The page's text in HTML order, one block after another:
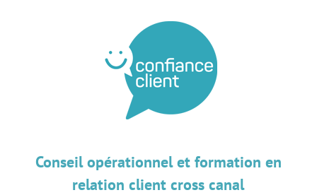
Conseil opérationnel et formation en
relation client cross canal